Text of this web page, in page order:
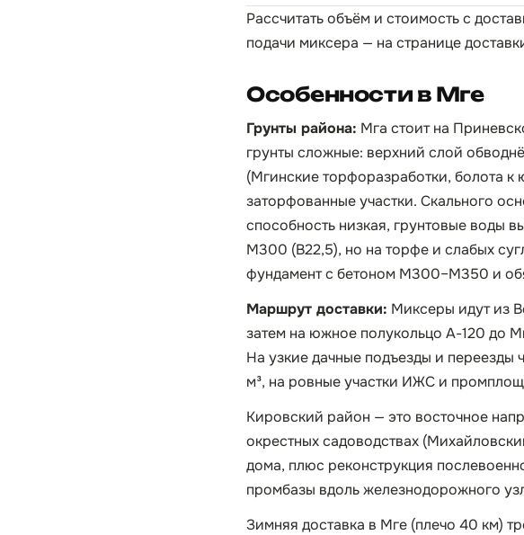
Рассчитать объём и стоимость с
подачи миксера — на странице
Особенности в Мге
Грунты района: Мга стоит на
грунты сложные: верхний слой
(Мгинские торфоразработки, болота
заторфованные участки. Скального
способность низкая, грунтовые воды
М300 (B22,5), но на торфе и слабых
фундамент с бетоном М300–М350 и
Маршрут доставки: Миксеры идут из
затем на южное полукольцо А-120 до
На узкие дачные подъезды и
м³, на ровные участки ИЖС и
Кировский район — это восточное
окрестных садоводствах
дома, плюс реконструкция
промбазы вдоль железнодорожного
Зимняя доставка в Мге (плечо 40 км)